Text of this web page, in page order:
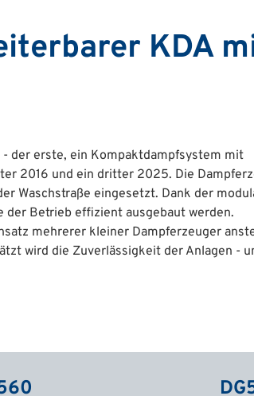
KDA
der erste, ein Kompaktdampfsystem mit
2016 und ein dritter 2025. Die
Waschstraße eingesetzt. Dank der
Betrieb effizient ausgebaut werden.
mehrerer kleiner Dampferzeuger
wird die Zuverlässigkeit der Anlagen -